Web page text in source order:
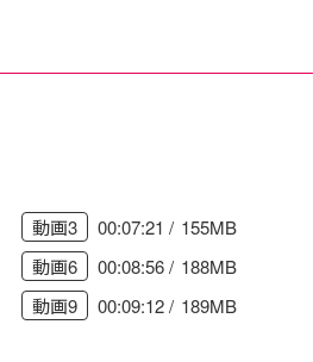
動画3 00:07:21
155MB
動画6 00:08:56
188MB
動画9 00:09:12
189MB